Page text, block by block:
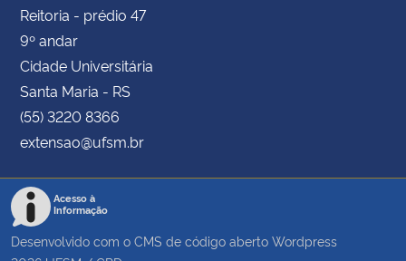
Reitoria - prédio 47
9º andar
Cidade Universitária
Santa Maria - RS
(55) 3220 8366
extensao@ufsm.br
Acesso à
Informação
Desenvolvido com o CMS de código aberto Wordpress